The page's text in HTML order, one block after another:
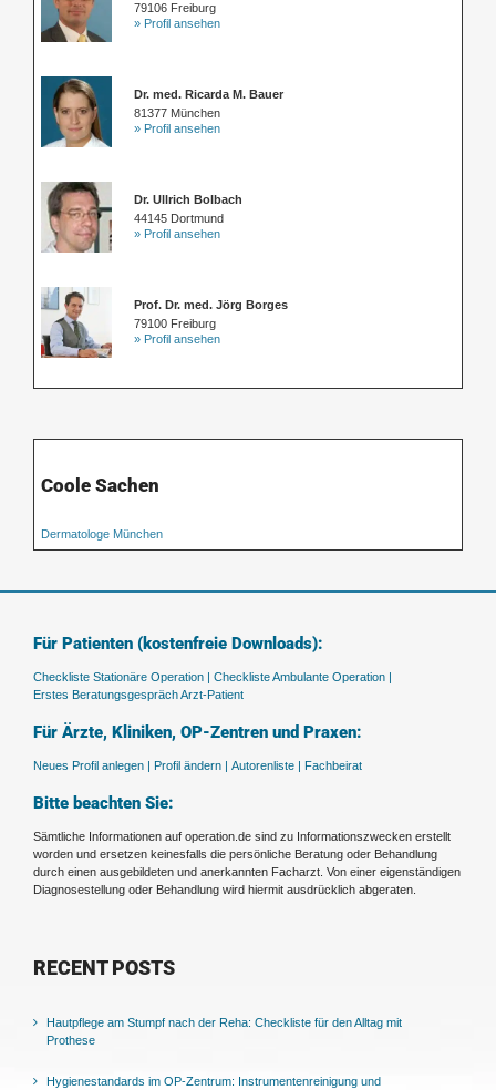
79106 Freiburg
» Profil ansehen
Dr. med. Ricarda M. Bauer
81377 München
» Profil ansehen
Dr. Ullrich Bolbach
44145 Dortmund
» Profil ansehen
Prof. Dr. med. Jörg Borges
79100 Freiburg
» Profil ansehen
Coole Sachen
Dermatologe München
Für Patienten (kostenfreie Downloads):
Checkliste Stationäre Operation | Checkliste Ambulante Operation |
Erstes Beratungsgespräch Arzt-Patient
Für Ärzte, Kliniken, OP-Zentren und Praxen:
Neues Profil anlegen | Profil ändern | Autorenliste | Fachbeirat
Bitte beachten Sie:
Sämtliche Informationen auf operation.de sind zu Informationszwecken erstellt
worden und ersetzen keinesfalls die persönliche Beratung oder Behandlung
durch einen ausgebildeten und anerkannten Facharzt. Von einer eigenständigen
Diagnosestellung oder Behandlung wird hiermit ausdrücklich abgeraten.
RECENT POSTS
Hautpflege am Stumpf nach der Reha: Checkliste für den Alltag mit
Prothese
Hygienestandards im OP-Zentrum: Instrumentenreinigung und